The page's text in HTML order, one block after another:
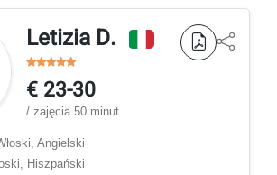
Letizia D.
€ 23-30
/ zajęcia 50 minut
Angielski
Hiszpański